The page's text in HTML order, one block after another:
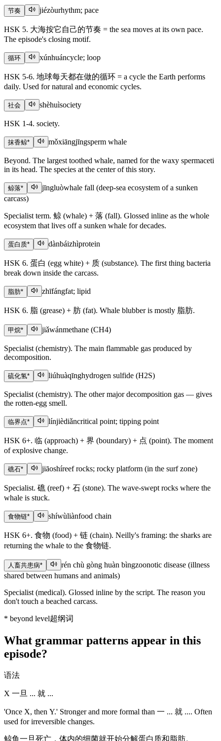
节奏 jiézòurhythm; pace
HSK 5. 大海按它自己的节奏 = the sea moves at its own pace.
The episode's closing motif.
循环 xúnhuáncycle; loop
HSK 5-6. 地球每天都在做的循环 = a cycle the Earth performs
daily. Used for natural and economic cycles.
社会 shèhuìsociety
HSK 1-4. society.
抹香鲸* mǒxiāngjīngsperm whale
Beyond. The largest toothed whale, named for the waxy spermaceti
in its head. The species at the center of this story.
鲸落* jīngluòwhale fall (deep-sea ecosystem of a sunken
carcass)
Specialist term. 鲸 (whale) + 落 (fall). Glossed inline as the whole
ecosystem that lives off a sunken whale for decades.
蛋白质* dànbáizhìprotein
HSK 6. 蛋白 (egg white) + 质 (substance). The first thing bacteria
break down inside the carcass.
脂肪* zhīfángfat; lipid
HSK 6. 脂 (grease) + 肪 (fat). Whale blubber is mostly 脂肪.
甲烷* jiǎwánmethane (CH4)
Specialist (chemistry). The main flammable gas produced by
decomposition.
硫化氢* liúhuàqīnghydrogen sulfide (H2S)
Specialist (chemistry). The other major decomposition gas — gives
the rotten-egg smell.
临界点* línjièdiǎncritical point; tipping point
HSK 6+. 临 (approach) + 界 (boundary) + 点 (point). The moment
of explosive change.
礁石* jiāoshíreef rocks; rocky platform (in the surf zone)
Specialist. 礁 (reef) + 石 (stone). The wave-swept rocks where the
whale is stuck.
食物链* shíwùliànfood chain
HSK 6+. 食物 (food) + 链 (chain). Neilly's framing: the sharks are
returning the whale to the 食物链.
人畜共患病* rén chù gòng huàn bìngzoonotic disease (illness
shared between humans and animals)
Specialist (medical). Glossed inline by the script. The reason you
don't touch a beached carcass.
* beyond level超纲词
What grammar patterns appear in this
episode?
语法
X 一旦 ... 就 ...
'Once X, then Y.' Stronger and more formal than 一 ... 就 .... Often
used for irreversible changes.
鲸鱼一旦死亡，体内的细菌就开始分解蛋白质和脂肪。